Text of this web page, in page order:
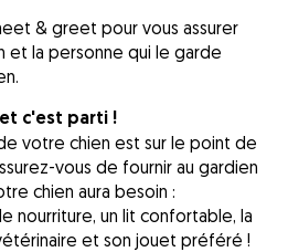
& greet pour vous assurer
et la personne qui le garde
c'est parti !
votre chien est sur le point de
vous de fournir au gardien
chien aura besoin :
nourriture, un lit confortable, la
et son jouet préféré !